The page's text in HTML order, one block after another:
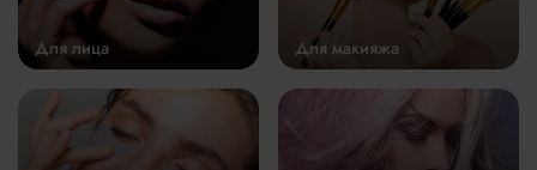
Для лица Для макияжа